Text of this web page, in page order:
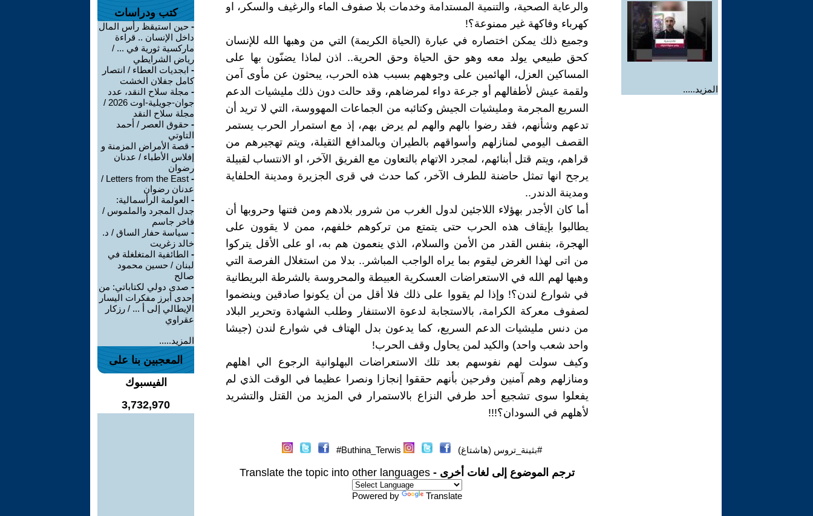
المزيد.....
والرعاية الصحية، والتنمية المستدامة وخدمات بلا صفوف الماء والرغيف والسكر، او
كهرباء وفاكهة غير ممنوعة؟!
وجميع ذلك يمكن اختصاره في عبارة (الحياة الكريمة) التي من وهبها الله للإنسان
كحق طبيعي يولد معه وهو حق الحياة وحق الحرية.. اذن لماذا يضنّون بها على
المساكين العزل، الهائمين على وجوههم بسبب هذه الحرب، يبحثون عن مأوى آمن
ولقمة عيش لأطفالهم أو جرعة دواء لمرضاهم، وقد حالت دون ذلك مليشيات الدعم
السريع المجرمة ومليشيات الجيش وكتائبه من الجماعات المهووسة، التي لا تريد أن
تدعهم وشأنهم، فقد رضوا بالهم والهم لم يرض بهم، إذ مع استمرار الحرب يستمر
القصف اليومي لمنازلهم وأسواقهم بالطيران وبالمدافع الثقيلة، ويتم تهجيرهم من
قراهم، ويتم قتل أبنائهم، لمجرد الاتهام بالتعاون مع الفريق الآخر، او الانتساب لقبيلة
يرجح انها تمثل حاضنة للطرف الآخر، كما حدث في قرى الجزيرة ومدينة الحلفاية
ومدينة الدندر..
أما كان الأجدر بهؤلاء اللاجئين لدول الغرب من شرور بلادهم ومن فتنها وحروبها أن
يطالبوا بإيقاف هذه الحرب حتى يتمتع من تركوهم خلفهم، ممن لا يقوون على
الهجرة، بنفس القدر من الأمن والسلام، الذي ينعمون هم به، او على الأقل يتركوا
من اتى لهذا الغرض ليقوم بما يراه الواجب المباشر.. بدلا من استغلال الفرصة التي
وهبها لهم الله في الاستعراضات العسكرية العبيطة والمحروسة بالشرطة البريطانية
في شوارع لندن؟! وإذا لم يقووا على ذلك فلا أقل من أن يكونوا صادقين وينضموا
لصفوف معركة الكرامة، بالاستجابة لدعوة الاستنفار وطلب الشهادة وتحرير البلاد
من دنس مليشيات الدعم السريع، كما يدعون بدل الهتاف في شوارع لندن (جيشا
واحد شعب واحد) والكيد لمن يحاول وقف الحرب!
وكيف سولت لهم نفوسهم بعد تلك الاستعراضات البهلوانية الرجوع الي اهلهم
ومنازلهم وهم آمنين وفرحين بأنهم حققوا إنجازا ونصرا عظيما في الوقت الذي لم
يفعلوا سوى تشجيع أحد طرفي النزاع بالاستمرار في المزيد من القتل والتشريد
لأهلهم في السودان؟!!!
#بثينة_تروس (هاشتاغ) Buthina_Terwis#
ترجم الموضوع إلى لغات أخرى - Translate the topic into other languages
Powered by Translate
كتب ودراسات
- حين استيقظ رأس المال
داخل الإنسان .. قراءة
ماركسية ثورية في ... /
رياض الشرايطي
- ابجديات العطاء / انتصار
كامل جفلان الخشت
- مجلة سلاح النقد، عدد
جوان-جويلية-اوت 2026 /
مجلة سلاح النقد
- حقوق العصر / أحمد
التاوتي
- قصة الأمراض المزمنة و
إفلاس الأطباء / عدنان
رضوان
-
Letters from the East /
عدنان رضوان
- العولمة الرأسمالية:
جدل المجرد والملموس /
فاخر جاسم
- سياسة حفار الساق / د.
خالد زغريت
- الطائفية المتغلغلة في
لبنان / حسين محمود
صالح
- صدى دولي لكتاباتي: من
إحدى أبرز مفكرات اليسار
الإيطالي إلى أ ... / رزكار
عقراوي
المزيد.....
المعجبين بنا على
الفيسبوك
3,732,970